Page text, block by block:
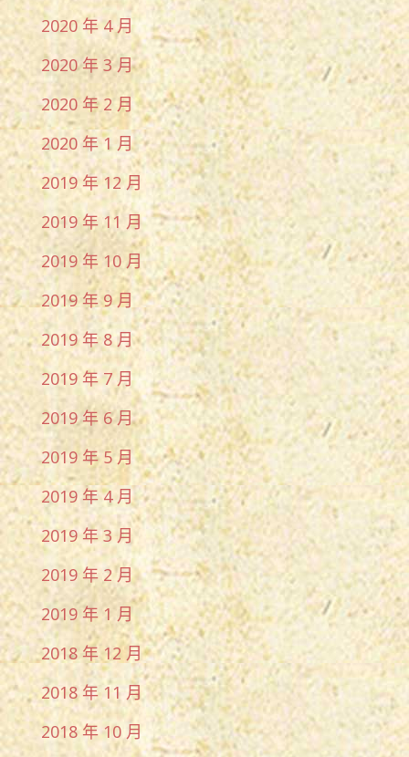
2020 年 4 月
2020 年 3 月
2020 年 2 月
2020 年 1 月
2019 年 12 月
2019 年 11 月
2019 年 10 月
2019 年 9 月
2019 年 8 月
2019 年 7 月
2019 年 6 月
2019 年 5 月
2019 年 4 月
2019 年 3 月
2019 年 2 月
2019 年 1 月
2018 年 12 月
2018 年 11 月
2018 年 10 月